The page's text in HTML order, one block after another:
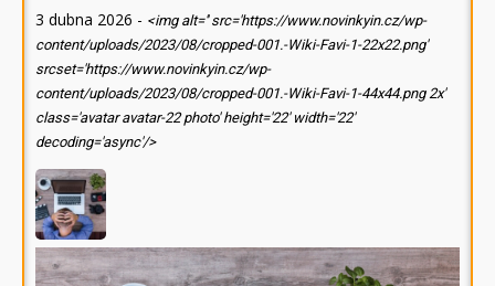
3 dubna 2026 - <img alt='' src='https://www.novinkyin.cz/wp-
content/uploads/2023/08/cropped-001.-Wiki-Favi-1-22x22.png'
srcset='https://www.novinkyin.cz/wp-
content/uploads/2023/08/cropped-001.-Wiki-Favi-1-44x44.png 2x'
class='avatar avatar-22 photo' height='22' width='22'
decoding='async'/>